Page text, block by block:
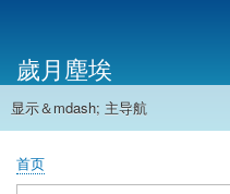
帐
户
菜
单
歲月塵埃
主
航
显示＆mdash; 主导航
首页
面
首页